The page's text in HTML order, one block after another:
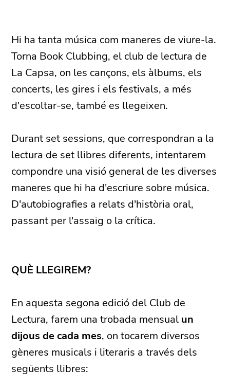
Hi ha tanta música com maneres de viure-la.
Torna Book Clubbing, el club de lectura de
La Capsa, on les cançons, els àlbums, els
concerts, les gires i els festivals, a més
d'escoltar-se, també es llegeixen.
Durant set sessions, que correspondran a la
lectura de set llibres diferents, intentarem
compondre una visió general de les diverses
maneres que hi ha d'escriure sobre música.
D'autobiografies a relats d'història oral,
passant per l'assaig o la crítica.
QUÈ LLEGIREM?
En aquesta segona edició del Club de
Lectura, farem una trobada mensual un
dijous de cada mes, on tocarem diversos
gèneres musicals i literaris a través dels
següents llibres: